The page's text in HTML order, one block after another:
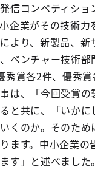
発信コンペティシ
企業がその技術
より、新製品、
ベンチャー技術
秀賞各2件、優秀
は、「今回受賞
と共に、「いか
くのか。そのた
ます。中小企業
す」と述べまし